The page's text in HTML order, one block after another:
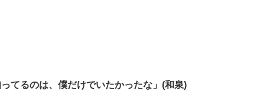
てるのは、僕だけでいたかったな」(和泉)